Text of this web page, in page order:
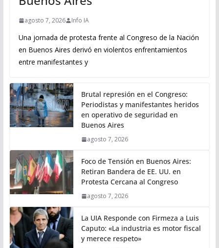
agosto 7, 2026 Info IA
Una jornada de protesta frente al Congreso de la Nación
en Buenos Aires derivó en violentos enfrentamientos
entre manifestantes y
Brutal represión en el Congreso:
Periodistas y manifestantes heridos
en operativo de seguridad en
Buenos Aires
agosto 7, 2026
Foco de Tensión en Buenos Aires:
Retiran Bandera de EE. UU. en
Protesta Cercana al Congreso
agosto 7, 2026
La UIA Responde con Firmeza a Luis
Caputo: «La industria es motor fiscal
y merece respeto»